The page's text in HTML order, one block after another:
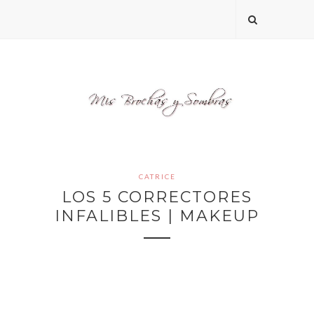
CATRICE
LOS 5 CORRECTORES
INFALIBLES | MAKEUP